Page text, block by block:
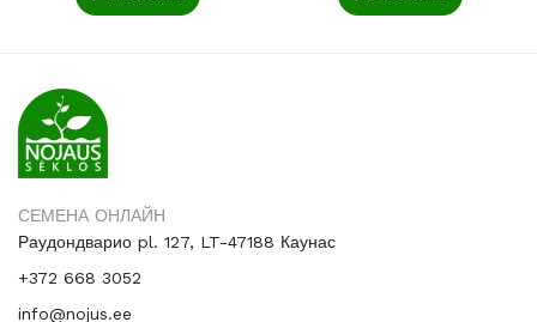
СЕМЕНА ОНЛАЙН
Раудондварио pl. 127, LT-47188 Каунас
+372 668 3052
info@nojus.ee